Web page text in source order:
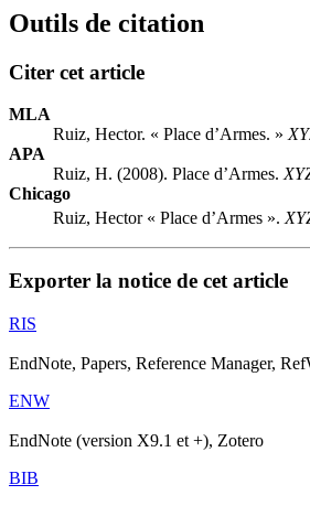
Outils de citation
Citer cet article
MLA
Ruiz, Hector. « Place d’Armes. »
APA
Ruiz, H. (2008). Place d’Armes.
Chicago
Ruiz, Hector « Place d’Armes ».
Exporter la notice de cet article
RIS
EndNote, Papers, Reference Manager,
ENW
EndNote (version X9.1 et +), Zotero
BIB